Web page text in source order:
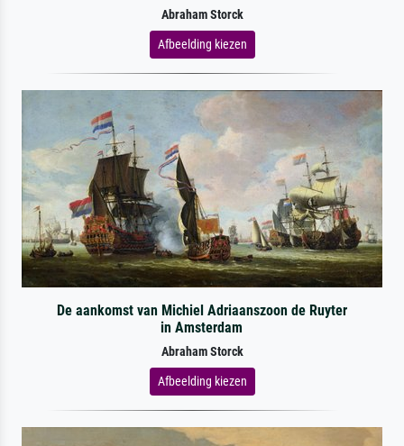
Abraham Storck
Afbeelding kiezen
De aankomst van Michiel Adriaanszoon de Ruyter
in Amsterdam
Abraham Storck
Afbeelding kiezen